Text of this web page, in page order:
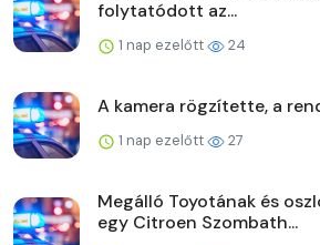
folytatódott az...
1 nap ezelőtt 24
A kamera rögzítette, a
1 nap ezelőtt 27
Megálló Toyotának és
egy Citroen Szombath...